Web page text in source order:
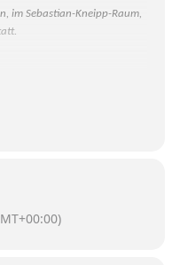
im Sebastian-Kneipp-Raum,